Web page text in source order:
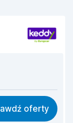
8,2
8,5
oferty